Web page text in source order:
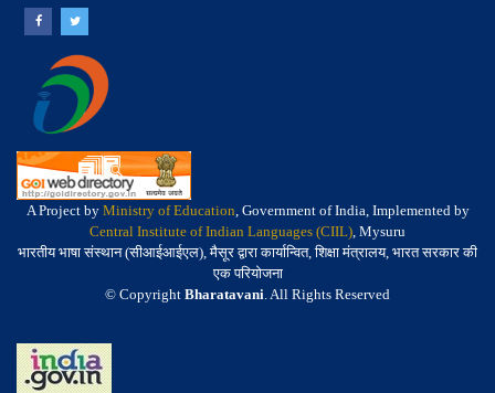
A Project by Ministry of Education, Government of India, Implemented by
Central Institute of Indian Languages (CIIL), Mysuru
भारतीय भाषा संस्थान (सीआईआईएल), मैसूर द्वारा कार्यान्वित, शिक्षा मंत्रालय, भारत सरकार की
एक परियोजना
© Copyright Bharatavani. All Rights Reserved